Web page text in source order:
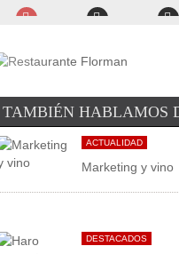
TAMBIÉN HABLAMOS
ACTUALIDAD
Marketing y vino
DESTACADOS